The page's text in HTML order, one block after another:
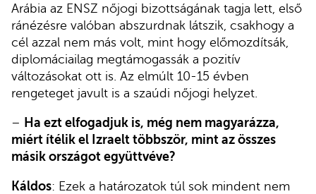
Arábia az ENSZ nőjogi bizottságának tagja lett, első
ránézésre valóban abszurdnak látszik, csakhogy a
cél azzal nem más volt, mint hogy előmozdítsák,
diplomáciailag megtámogassák a pozitív
változásokat ott is. Az elmúlt 10-15 évben
rengeteget javult is a szaúdi nőjogi helyzet.
– Ha ezt elfogadjuk is, még nem magyarázza,
miért ítélik el Izraelt többször, mint az összes
másik országot együttvéve?
Káldos: Ezek a határozatok túl sok mindent nem